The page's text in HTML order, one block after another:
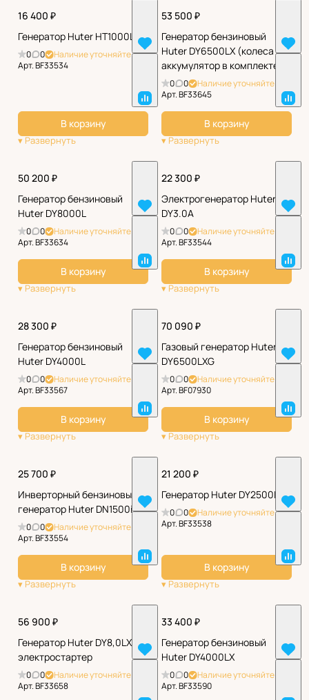
16 400 ₽
Генератор Huter HT1000L
0 0
Наличие уточняйте
Арт.BF33534
В корзину
53 500 ₽
Генератор бензиновый
Huter DY6500LX (колеса и
аккумулятор в комплекте)
0 0
Наличие уточняйте
Арт.BF33645
В корзину
50 200 ₽
Генератор бензиновый
Huter DY8000L
0 0
Наличие уточняйте
Арт.BF33634
В корзину
22 300 ₽
Электрогенератор Huter
DY3.0A
0 0
Наличие уточняйте
Арт.BF33544
В корзину
28 300 ₽
Генератор бензиновый
Huter DY4000L
0 0
Наличие уточняйте
Арт.BF33567
В корзину
70 090 ₽
Газовый генератор Huter
DY6500LXG
0 0
Наличие уточняйте
Арт.BF07930
В корзину
25 700 ₽
Инверторный бензиновый
генератор Huter DN1500i
0 0
Наличие уточняйте
Арт.BF33554
В корзину
21 200 ₽
Генератор Huter DY2500L
0 0
Наличие уточняйте
Арт.BF33538
В корзину
56 900 ₽
Генератор Huter DY8,0LX-
электростартер
0 0
Наличие уточняйте
Арт.BF33658
33 400 ₽
Генератор бензиновый
Huter DY4000LX
0 0
Наличие уточняйте
Арт.BF33590